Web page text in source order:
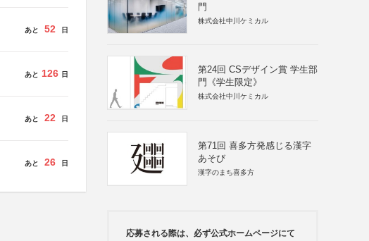
あと 52 日
あと 126 日
あと 22 日
あと 26 日
門
株式会社中川ケミカル
第24回 CSデザイン賞 学生部
門《学生限定》
株式会社中川ケミカル
第71回 喜多方発感じる漢字
あそび
漢字のまち喜多方
応募される際は、必ず公式ホームページにて